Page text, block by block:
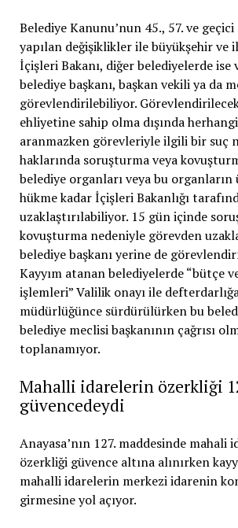
Belediye Kanunu’nun 45., 57. ve
yapılan değişiklikler ile büyükşehir ve
İçişleri Bakanı, diğer belediyelerde ise
belediye başkanı, başkan vekili ya da
görevlendirilebiliyor.
ehliyetine sahip olma dışında
aranmazken görevleriyle ilgili bir suç
haklarında soruşturma veya
belediye organları veya bu organların
hükme kadar İçişleri Bakanlığı
uzaklaştırılabiliyor. 15 gün içinde
kovuşturma nedeniyle görevden
belediye başkanı yerine de
Kayyım atanan belediyelerde “bütçe
işlemleri” Valilik onayı ile
müdürlüğünce sürdürülürken bu
belediye meclisi başkanının çağrısı
toplanamıyor.
Mahalli idarelerin özerkliği
güvencedeydi
Anayasa’nın 127. maddesinde mahali
özerkliği güvence altına alınırken
mahalli idarelerin merkezi idarenin
girmesine yol açıyor.